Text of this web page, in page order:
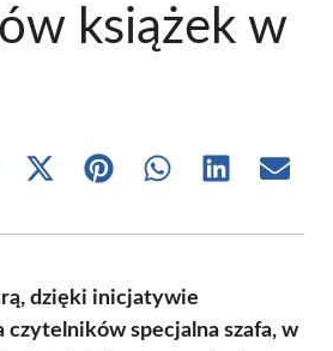
książek w
Share
(Twitter)
Share Share Share Share
dzięki inicjatywie
czytelników specjalna szafa, w